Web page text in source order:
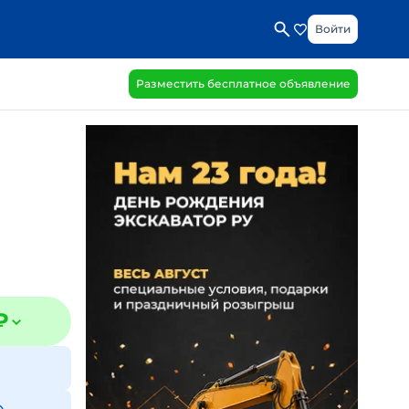
Войти
Разместить бесплатное объявление